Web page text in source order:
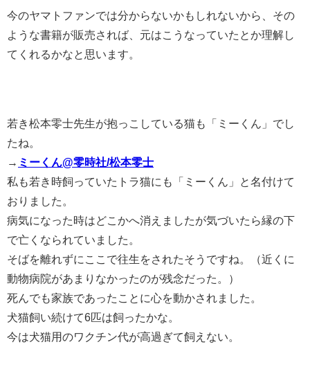
今のヤマトファンでは分からないかもしれないから、その
ような書籍が販売されば、元はこうなっていたとか理解し
てくれるかなと思います。
若き松本零士先生が抱っこしている猫も「ミーくん」でし
たね。
→ ミーくん@零時社/松本零士
私も若き時飼っていたトラ猫にも「ミーくん」と名付けて
おりました。
病気になった時はどこかへ消えましたが気づいたら縁の下
で亡くなられていました。
そばを離れずにここで往生をされたそうですね。（近くに
動物病院があまりなかったのが残念だった。）
死んでも家族であったことに心を動かされました。
犬猫飼い続けて6匹は飼ったかな。
今は犬猫用のワクチン代が高過ぎて飼えない。